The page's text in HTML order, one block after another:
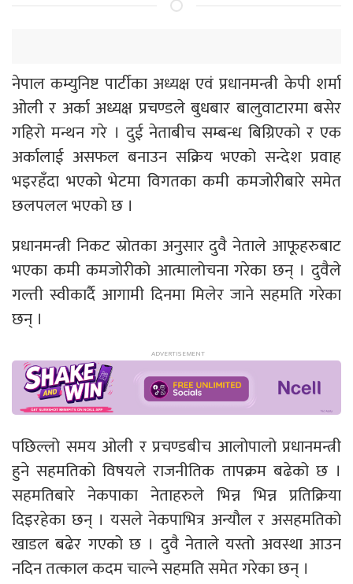
नेपाल कम्युनिष्ट पार्टीका अध्यक्ष एवं प्रधानमन्त्री केपी शर्मा
ओली र अर्का अध्यक्ष प्रचण्डले बुधबार बालुवाटारमा बसेर
गहिरो मन्थन गरे । दुई नेताबीच सम्बन्ध बिग्रिएको र एक
अर्कालाई असफल बनाउन सक्रिय भएको सन्देश प्रवाह
भइरहँदा भएको भेटमा विगतका कमी कमजोरीबारे समेत
छलपलल भएको छ ।
प्रधानमन्त्री निकट स्रोतका अनुसार दुवै नेताले आफूहरुबाट
भएका कमी कमजोरीको आत्मालोचना गरेका छन् । दुवैले
गल्ती स्वीकार्दै आगामी दिनमा मिलेर जाने सहमति गरेका
छन् ।
पछिल्लो समय ओली र प्रचण्डबीच आलोपालो प्रधानमन्त्री
हुने सहमतिको विषयले राजनीतिक तापक्रम बढेको छ ।
सहमतिबारे नेकपाका नेताहरुले भिन्न भिन्न प्रतिक्रिया
दिइरहेका छन् । यसले नेकपाभित्र अन्यौल र असहमतिको
खाडल बढेर गएको छ । दुवै नेताले यस्तो अवस्था आउन
नदिन तत्काल कदम चाल्ने सहमति समेत गरेका छन् ।